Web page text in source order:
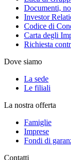
Documenti,
Investor
Codice di
Carta degli
Richiesta
Dove siamo
La sede
Le filiali
La nostra offerta
Famiglie
Imprese
Fondi di
Contatti